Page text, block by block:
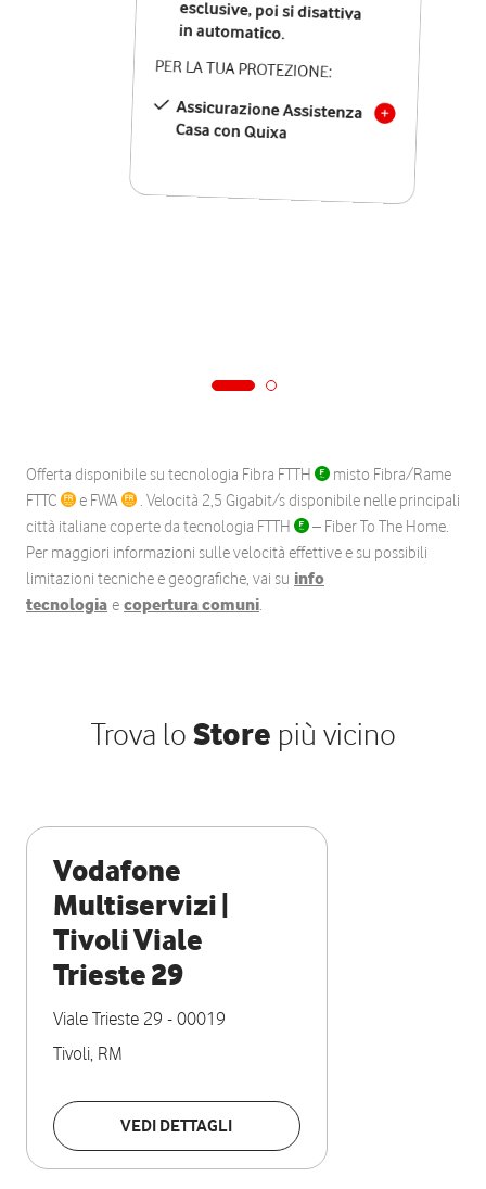
in automatico.
PER LA TUA PROTEZIONE:
Assicurazione Assistenza
Casa con Quixa
Offerta disponibile su tecnologia Fibra FTTH
misto Fibra/Rame
FTTC
e FWA
. Velocità 2,5 Gigabit/s disponibile nelle principali
città italiane coperte da tecnologia FTTH
– Fiber To The Home.
Per maggiori informazioni sulle velocità effettive e su possibili
limitazioni tecniche e geografiche, vai su info
tecnologia e copertura comuni.
Trova lo Store più vicino
Vodafone
Multiservizi |
Tivoli Viale
Trieste 29
Viale Trieste 29 - 00019
Tivoli, RM
VEDI DETTAGLI